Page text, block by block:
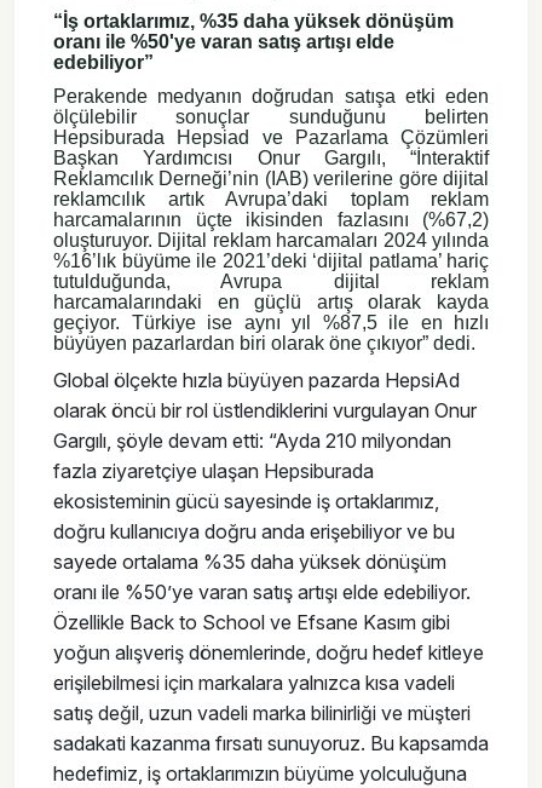
“İş ortaklarımız, %35 daha yüksek dönüşüm
oranı ile %50'ye varan satış artışı elde
edebiliyor”
Perakende medyanın doğrudan satışa etki eden
ölçülebilir sonuçlar sunduğunu belirten
Hepsiburada Hepsiad ve Pazarlama Çözümleri
Başkan Yardımcısı Onur Gargılı, “İnteraktif
Reklamcılık Derneği’nin (IAB) verilerine göre dijital
reklamcılık artık Avrupa’daki toplam reklam
harcamalarının üçte ikisinden fazlasını (%67,2)
oluşturuyor. Dijital reklam harcamaları 2024 yılında
%16’lık büyüme ile 2021’deki ‘dijital patlama’ hariç
tutulduğunda, Avrupa dijital reklam
harcamalarındaki en güçlü artış olarak kayda
geçiyor. Türkiye ise aynı yıl %87,5 ile en hızlı
büyüyen pazarlardan biri olarak öne çıkıyor” dedi.
Global ölçekte hızla büyüyen pazarda HepsiAd
olarak öncü bir rol üstlendiklerini vurgulayan Onur
Gargılı, şöyle devam etti: “Ayda 210 milyondan
fazla ziyaretçiye ulaşan Hepsiburada
ekosisteminin gücü sayesinde iş ortaklarımız,
doğru kullanıcıya doğru anda erişebiliyor ve bu
sayede ortalama %35 daha yüksek dönüşüm
oranı ile %50’ye varan satış artışı elde edebiliyor.
Özellikle Back to School ve Efsane Kasım gibi
yoğun alışveriş dönemlerinde, doğru hedef kitleye
erişilebilmesi için markalara yalnızca kısa vadeli
satış değil, uzun vadeli marka bilinirliği ve müşteri
sadakati kazanma fırsatı sunuyoruz. Bu kapsamda
hedefimiz, iş ortaklarımızın büyüme yolculuğuna